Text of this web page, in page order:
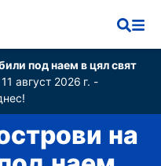
под наем в цял свят
август 2026 г. -
на